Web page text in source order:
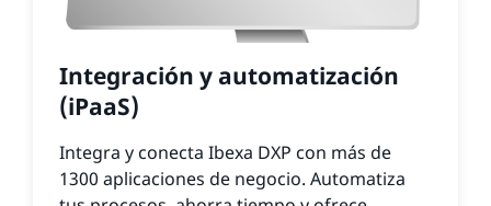
Integración y automatización
(iPaaS)
Integra y conecta Ibexa DXP con más de
1300 aplicaciones de negocio. Automatiza